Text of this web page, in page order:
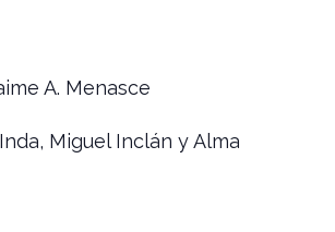
A. Menasce
Miguel Inclán y Alma